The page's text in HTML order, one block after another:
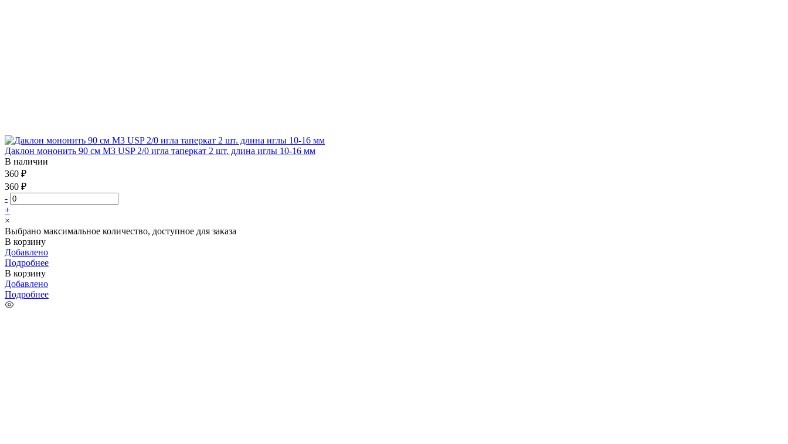
Даклон мононить 90 см М3 USP 2/0 игла таперкат 2 шт. длина иглы 10-16 мм
В наличии
360 ₽
360 ₽
-
+
×
Выбрано максимальное количество, доступное для заказа
В корзину
Добавлено
Подробнее
В корзину
Добавлено
Подробнее